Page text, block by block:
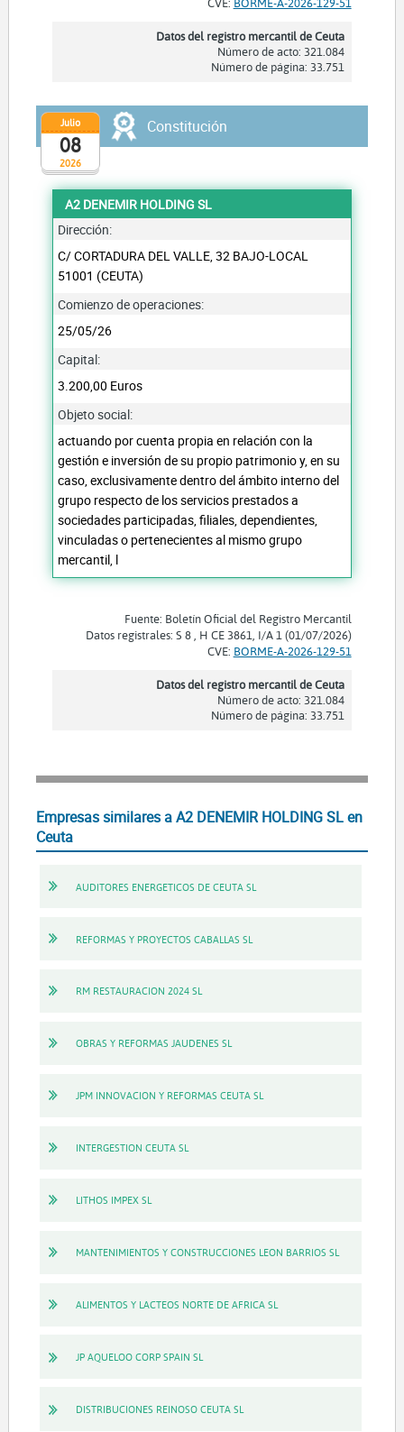
CVE: BORME-A-2026-129-51
Datos del registro mercantil de Ceuta
Número de acto: 321.084
Número de página: 33.751
2026
Julio
08
Constitución
A2 DENEMIR HOLDING SL
Dirección:
C/ CORTADURA DEL VALLE, 32 BAJO-LOCAL
51001 (CEUTA)
Comienzo de operaciones:
25/05/26
Capital:
3.200,00 Euros
Objeto social:
actuando por cuenta propia en relación con la
gestión e inversión de su propio patrimonio y, en su
caso, exclusivamente dentro del ámbito interno del
grupo respecto de los servicios prestados a
sociedades participadas, filiales, dependientes,
vinculadas o pertenecientes al mismo grupo
mercantil, l
Fuente: Boletín Oficial del Registro Mercantil
Datos registrales: S 8 , H CE 3861, I/A 1 (01/07/2026)
CVE: BORME-A-2026-129-51
Datos del registro mercantil de Ceuta
Número de acto: 321.084
Número de página: 33.751
Empresas similares a A2 DENEMIR HOLDING SL en
Ceuta
AUDITORES ENERGETICOS DE CEUTA SL
REFORMAS Y PROYECTOS CABALLAS SL
RM RESTAURACION 2024 SL
OBRAS Y REFORMAS JAUDENES SL
JPM INNOVACION Y REFORMAS CEUTA SL
INTERGESTION CEUTA SL
LITHOS IMPEX SL
MANTENIMIENTOS Y CONSTRUCCIONES LEON BARRIOS SL
ALIMENTOS Y LACTEOS NORTE DE AFRICA SL
JP AQUELOO CORP SPAIN SL
DISTRIBUCIONES REINOSO CEUTA SL